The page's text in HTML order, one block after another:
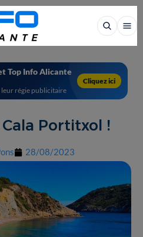
Top Info Alicante
régie publicitaire
Cliquez ici
Portitxol !
28/08/2023